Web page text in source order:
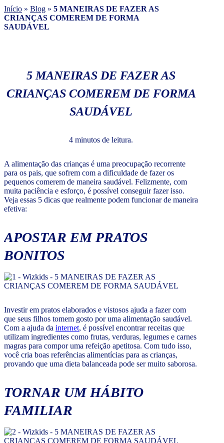
Início » Blog » 5 MANEIRAS DE FAZER AS
CRIANÇAS COMEREM DE FORMA
SAUDÁVEL
5 MANEIRAS DE FAZER AS
CRIANÇAS COMEREM DE FORMA
SAUDÁVEL
4 minutos de leitura.
A alimentação das crianças é uma preocupação recorrente
para os pais, que sofrem com a dificuldade de fazer os
pequenos comerem de maneira saudável. Felizmente, com
muita paciência e esforço, é possível conseguir fazer isso.
Veja essas 5 dicas que realmente podem funcionar de maneira
efetiva:
APOSTAR EM PRATOS
BONITOS
Investir em pratos elaborados e vistosos ajuda a fazer com
que seus filhos tomem gosto por uma alimentação saudável.
Com a ajuda da internet, é possível encontrar receitas que
utilizam ingredientes como frutas, verduras, legumes e carnes
magras para compor uma refeição apetitosa. Com tudo isso,
você cria boas referências alimentícias para as crianças,
provando que uma dieta balanceada pode ser muito saborosa.
TORNAR UM HÁBITO
FAMILIAR